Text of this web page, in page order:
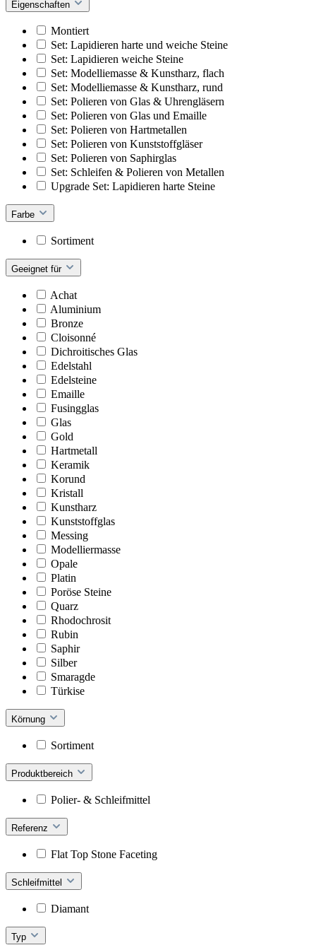
Eigenschaften
Montiert
Set: Lapidieren harte und weiche Steine
Set: Lapidieren weiche Steine
Set: Modelliemasse & Kunstharz, flach
Set: Modelliemasse & Kunstharz, rund
Set: Polieren von Glas & Uhrengläsern
Set: Polieren von Glas und Emaille
Set: Polieren von Hartmetallen
Set: Polieren von Kunststoffgläser
Set: Polieren von Saphirglas
Set: Schleifen & Polieren von Metallen
Upgrade Set: Lapidieren harte Steine
Farbe
Sortiment
Geeignet für
Achat
Aluminium
Bronze
Cloisonné
Dichroitisches Glas
Edelstahl
Edelsteine
Emaille
Fusingglas
Glas
Gold
Hartmetall
Keramik
Korund
Kristall
Kunstharz
Kunststoffglas
Messing
Modelliermasse
Opale
Platin
Poröse Steine
Quarz
Rhodochrosit
Rubin
Saphir
Silber
Smaragde
Türkise
Körnung
Sortiment
Produktbereich
Polier- & Schleifmittel
Referenz
Flat Top Stone Faceting
Schleifmittel
Diamant
Typ